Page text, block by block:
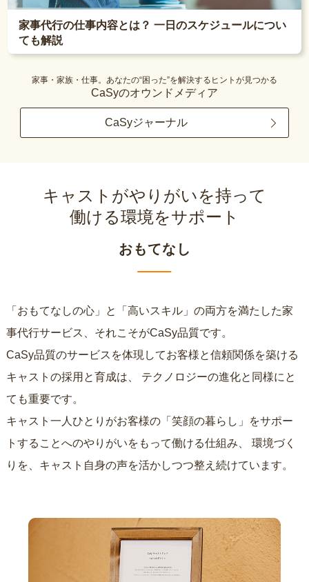
家事代行の仕事内容とは？ 一日のスケジュールについ
ても解説
家事・家族・仕事。あなたの“困った”を解決するヒントが見つかる
CaSyのオウンドメディア
CaSyジャーナル
キャストがやりがいを持って
働ける環境をサポート
おもてなし
「おもてなしの心」と「高いスキル」の両方を満たした家
事代行サービス、それこそがCaSy品質です。
CaSy品質のサービスを体現してお客様と信頼関係を築ける
キャストの採用と育成は、
ても重要です。
キャスト一人ひとりがお客様の「笑顔の暮らし」をサポー
トすることへのやりがいをもって働ける仕組み、
りを、キャスト自身の声を活かしつつ整え続けています。